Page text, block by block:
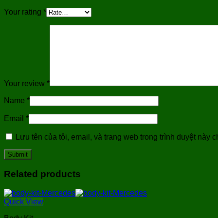
Your rating *
Your review *
Name *
Email *
Lưu tên của tôi, email, và trang web trong trình duyệt này
Related products
Quick View